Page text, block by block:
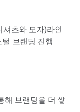
츠와 모자)라인
브랜딩 진행
해 브랜딩을 더 쌓